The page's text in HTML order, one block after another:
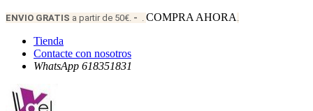
ENVIO GRATIS a partir de 50€. - . COMPRA AHORA .
Tienda
Contacte con nosotros
WhatsApp 618351831